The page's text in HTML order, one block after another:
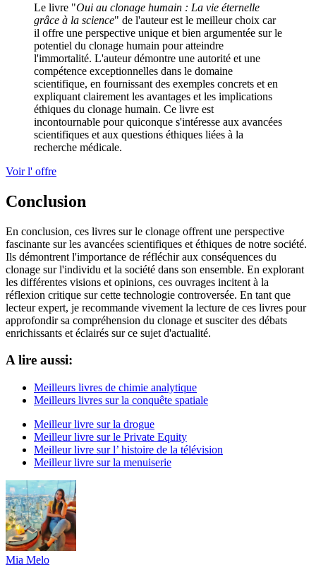
Le livre "Oui au clonage humain : La vie éternelle
grâce à la science" de l'auteur est le meilleur choix car
il offre une perspective unique et bien argumentée sur le
potentiel du clonage humain pour atteindre
l'immortalité. L'auteur démontre une autorité et une
compétence exceptionnelles dans le domaine
scientifique, en fournissant des exemples concrets et en
expliquant clairement les avantages et les implications
éthiques du clonage humain. Ce livre est
incontournable pour quiconque s'intéresse aux avancées
scientifiques et aux questions éthiques liées à la
recherche médicale.
Voir l' offre
Conclusion
En conclusion, ces livres sur le clonage offrent une perspective
fascinante sur les avancées scientifiques et éthiques de notre société.
Ils démontrent l'importance de réfléchir aux conséquences du
clonage sur l'individu et la société dans son ensemble. En explorant
les différentes visions et opinions, ces ouvrages incitent à la
réflexion critique sur cette technologie controversée. En tant que
lecteur expert, je recommande vivement la lecture de ces livres pour
approfondir sa compréhension du clonage et susciter des débats
enrichissants et éclairés sur ce sujet d'actualité.
A lire aussi:
Meilleurs livres de chimie analytique
Meilleurs livres sur la conquête spatiale
Meilleur livre sur la drogue
Meilleur livre sur le Private Equity
Meilleur livre sur l’ histoire de la télévision
Meilleur livre sur la menuiserie
Mia Melo